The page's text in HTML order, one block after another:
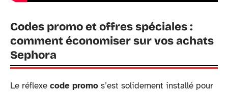
Codes promo et offres spéciales :
comment économiser sur vos achats
Sephora
Le réflexe code promo s’est solidement installé pour